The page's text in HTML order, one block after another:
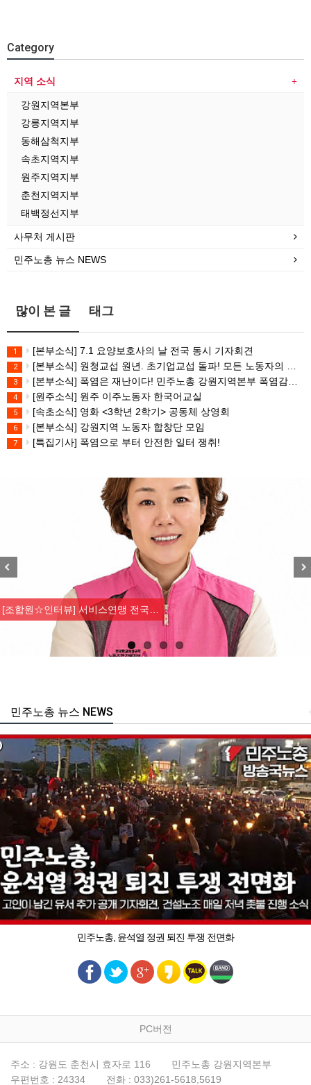
Category
지역 소식
강원지역본부
강릉지역지부
동해삼척지부
속초지역지부
원주지역지부
춘천지역지부
태백정선지부
사무처 게시판
민주노총 뉴스 NEWS
많이 본 글 태그
1 [본부소식] 7.1 요양보호사의 날 전국 동시 기자회견
2 [본부소식] 원청교섭 원년. 초기업교섭 돌파! 모든 노동자의 노동기본권 쟁취! 민주노총 7.15 총파업대회
3 [본부소식] 폭염은 재난이다! 민주노총 강원지역본부 폭염감시단 선포 기자회견
4 [원주소식] 원주 이주노동자 한국어교실
5 [속초소식] 영화 <3학년 2학기> 공동체 상영회
6 [본부소식] 강원지역 노동자 합창단 모임
7 [특집기사] 폭염으로 부터 안전한 일터 쟁취!
[조합원☆인터뷰] 서비스연맹 전국…
주노총 뉴스 NEWS
민주노총, 윤석열 정권 퇴진 투쟁 전면화
PC버전
주소 : 강원도 춘천시 효자로 116
민주노총 강원지역본부
우편번호 : 24334
전화 : 033)261-5618,5619